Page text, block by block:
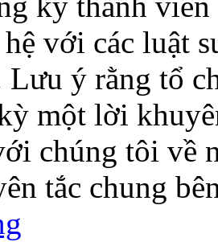
với các luật
Lưu ý rằng tổ
một lời
chúng tôi về
tắc chung